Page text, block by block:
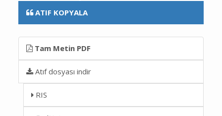
ATIF KOPYALA
Tam Metin PDF
Atıf dosyası indir
RIS